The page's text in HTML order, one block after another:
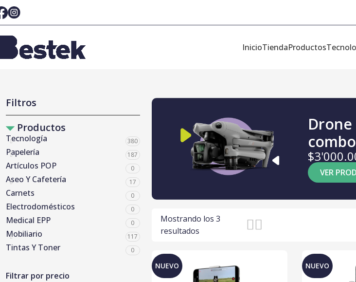
InicioTiendaProductos
Filtros
Productos
Tecnología 380
Papelería 187
Artículos POP 0
Aseo Y Cafetería 17
Carnets 0
Electrodomésticos 0
Medical EPP 0
Mobiliario 117
Tintas Y Toner 0
Filtrar por precio
Drone
combo
VER
Mostrando los 3
resultados
NUEVO NUEVO